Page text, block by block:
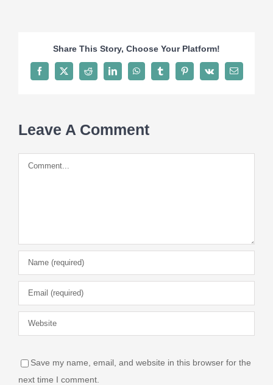
Contacto
Share This Story, Choose Your Platform!
Facebook
X Reddit LinkedInWhatsAppTumblrPinterest
Vk Email
Leave A Comment
Comment
Save my name, email, and website in this browser for the
next time I comment.